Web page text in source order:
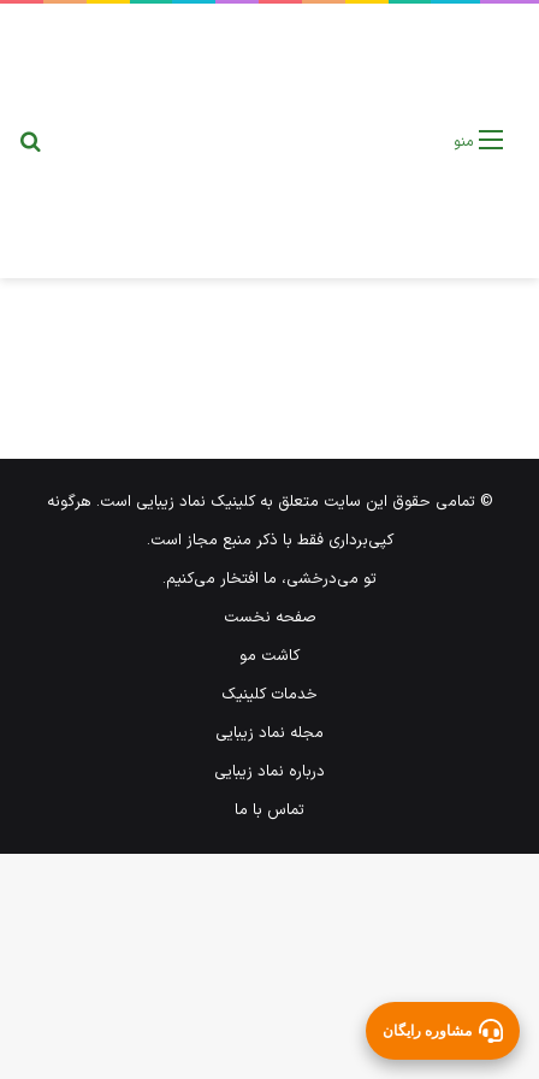
منو
© تمامی حقوق این سایت متعلق به کلینیک نماد زیبایی است. هرگونه
کپی‌برداری فقط با ذکر منبع مجاز است.
تو می‌درخشی، ما افتخار می‌کنیم.
مشاوره رایگان
صفحه نخست
کاشت مو
خدمات کلینیک
مجله نماد زیبایی
درباره نماد زیبایی
تماس با ما